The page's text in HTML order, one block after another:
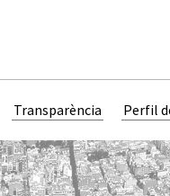
Transparència Perfil